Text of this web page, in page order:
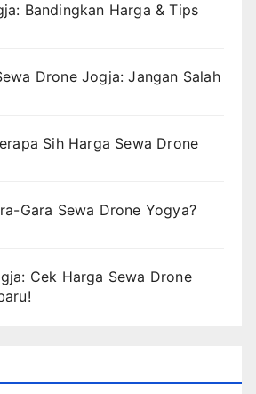
Bandingkan Harga & Tips
Drone Jogja: Jangan Salah
Sih Harga Sewa Drone
Gara Sewa Drone Yogya?
Cek Harga Sewa Drone